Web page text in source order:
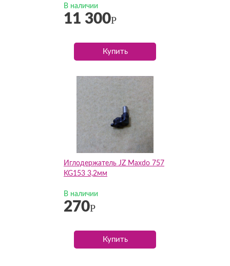
В наличии
11 300Р
Купить
Иглодержатель JZ Maxdo 757
KG153 3,2мм
В наличии
270Р
Купить